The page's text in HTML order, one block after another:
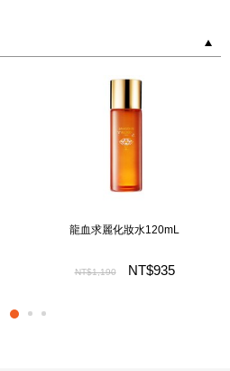
龍血求麗化妝水120mL
NT$1,190 NT$935